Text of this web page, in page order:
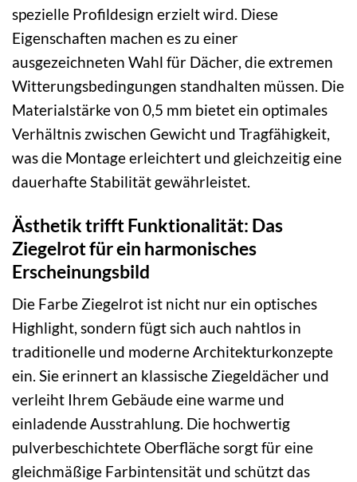
spezielle Profildesign erzielt wird. Diese
Eigenschaften machen es zu einer
ausgezeichneten Wahl für Dächer, die extremen
Witterungsbedingungen standhalten müssen. Die
Materialstärke von 0,5 mm bietet ein optimales
Verhältnis zwischen Gewicht und Tragfähigkeit,
was die Montage erleichtert und gleichzeitig eine
dauerhafte Stabilität gewährleistet.
Ästhetik trifft Funktionalität: Das
Ziegelrot für ein harmonisches
Erscheinungsbild
Die Farbe Ziegelrot ist nicht nur ein optisches
Highlight, sondern fügt sich auch nahtlos in
traditionelle und moderne Architekturkonzepte
ein. Sie erinnert an klassische Ziegeldächer und
verleiht Ihrem Gebäude eine warme und
einladende Ausstrahlung. Die hochwertig
pulverbeschichtete Oberfläche sorgt für eine
gleichmäßige Farbintensität und schützt das